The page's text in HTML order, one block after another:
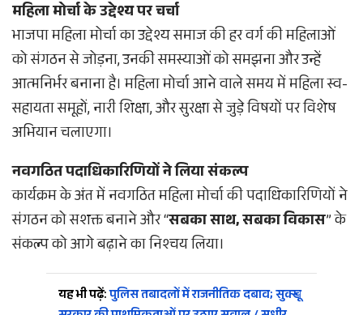
महिला मोर्चा के उद्देश्य पर चर्चा
भाजपा महिला मोर्चा का उद्देश्य समाज की हर वर्ग की महिलाओं
को संगठन से जोड़ना, उनकी समस्याओं को समझना और उन्हें
आत्मनिर्भर बनाना है। महिला मोर्चा आने वाले समय में महिला स्व-
सहायता समूहों, नारी शिक्षा, और सुरक्षा से जुड़े विषयों पर विशेष
अभियान चलाएगा।
नवगठित पदाधिकारिणियों ने लिया संकल्प
कार्यक्रम के अंत में नवगठित महिला मोर्चा की पदाधिकारिणियों ने
संगठन को सशक्त बनाने और “सबका साथ, सबका विकास” के
संकल्प को आगे बढ़ाने का निश्चय लिया।
यह भी पढ़ें:पुलिस तबादलों में राजनीतिक दबाव; सुक्खू